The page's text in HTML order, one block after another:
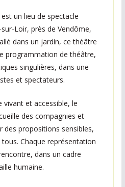
un lieu de spectacle
Loir, près de Vendôme,
dans un jardin, ce théâtre
programmation de théâtre,
singulières, dans une
et spectateurs.
vivant et accessible, le
des compagnies et
des propositions sensibles,
Chaque représentation
dans un cadre
humaine.